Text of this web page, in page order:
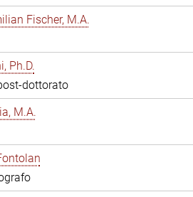
Fischer, M.A.
Ph.D.
dottorato
M.A.